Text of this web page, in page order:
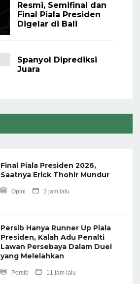
Resmi, Semifinal dan
Final Piala Presiden
Digelar di Bali
Spanyol Diprediksi
Juara
Final Piala Presiden 2026,
Saatnya Erick Thohir Mundur
Opini 2 jam lalu
Persib Hanya Runner Up Piala
Presiden, Kalah Adu Penalti
Lawan Persebaya Dalam Duel
yang Melelahkan
Persib 11 jam lalu